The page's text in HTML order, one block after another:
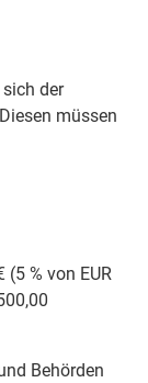
der
müssen
(5 % von EUR
Behörden